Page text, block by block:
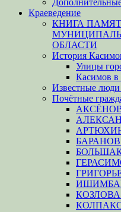
Краеведение
КНИГА
ОБЛАСТИ
История
Улицы
Касимов в
Известные
Почётные
БАРАНОВ
КОЗЛОВА